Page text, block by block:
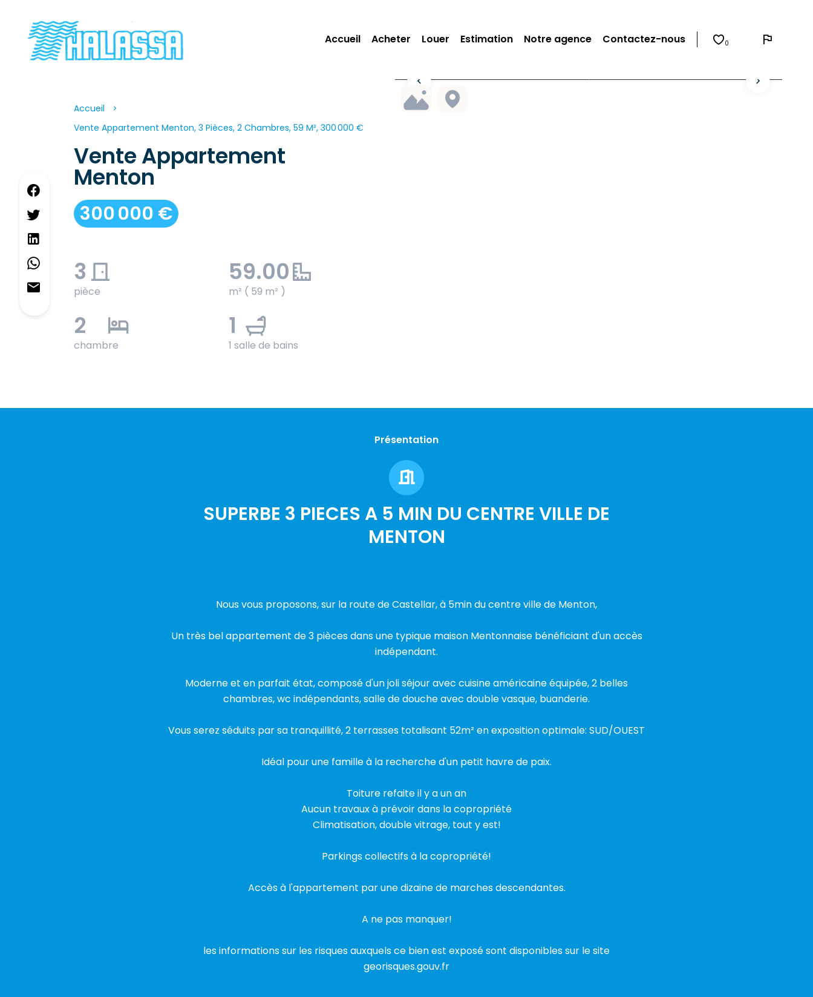
Accueil Acheter Louer Estimation Notre agence Contactez-nous 0
Accueil
Vente Appartement Menton, 3 Pièces, 2 Chambres, 59 M², 300 000 €
Vente Appartement
Menton
300 000 €
3
pièce
59.00
m² ( 59 m² )
2
chambre
1
1 salle de bains
Présentation
SUPERBE 3 PIECES A 5 MIN DU CENTRE VILLE DE
MENTON
Nous vous proposons, sur la route de Castellar, à 5min du centre ville de Menton,
Un très bel appartement de 3 pièces dans une typique maison Mentonnaise bénéficiant d'un accès
indépendant.
Moderne et en parfait état, composé d'un joli séjour avec cuisine américaine équipée, 2 belles
chambres, wc indépendants, salle de douche avec double vasque, buanderie.
Vous serez séduits par sa tranquillité, 2 terrasses totalisant 52m² en exposition optimale: SUD/OUEST
Idéal pour une famille à la recherche d'un petit havre de paix.
Toiture refaite il y a un an
Aucun travaux à prévoir dans la copropriété
Climatisation, double vitrage, tout y est!
Parkings collectifs à la copropriété!
Accès à l'appartement par une dizaine de marches descendantes.
A ne pas manquer!
les informations sur les risques auxquels ce bien est exposé sont disponibles sur le site
georisques.gouv.fr